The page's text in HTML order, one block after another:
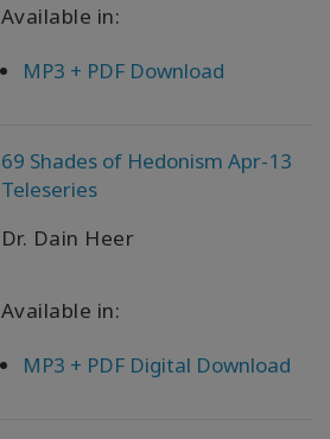
Available in:
MP3 + PDF Download
69 Shades of Hedonism Apr-13
Teleseries
Dr. Dain Heer
Available in:
MP3 + PDF Digital Download